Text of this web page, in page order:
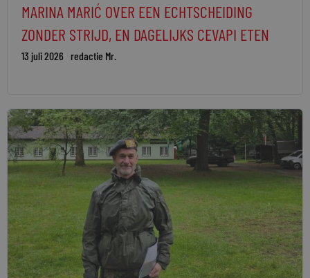
MARINA MARIĆ OVER EEN ECHTSCHEIDING
ZONDER STRIJD, EN DAGELIJKS CEVAPI ETEN
13 juli 2026 redactie Mr.